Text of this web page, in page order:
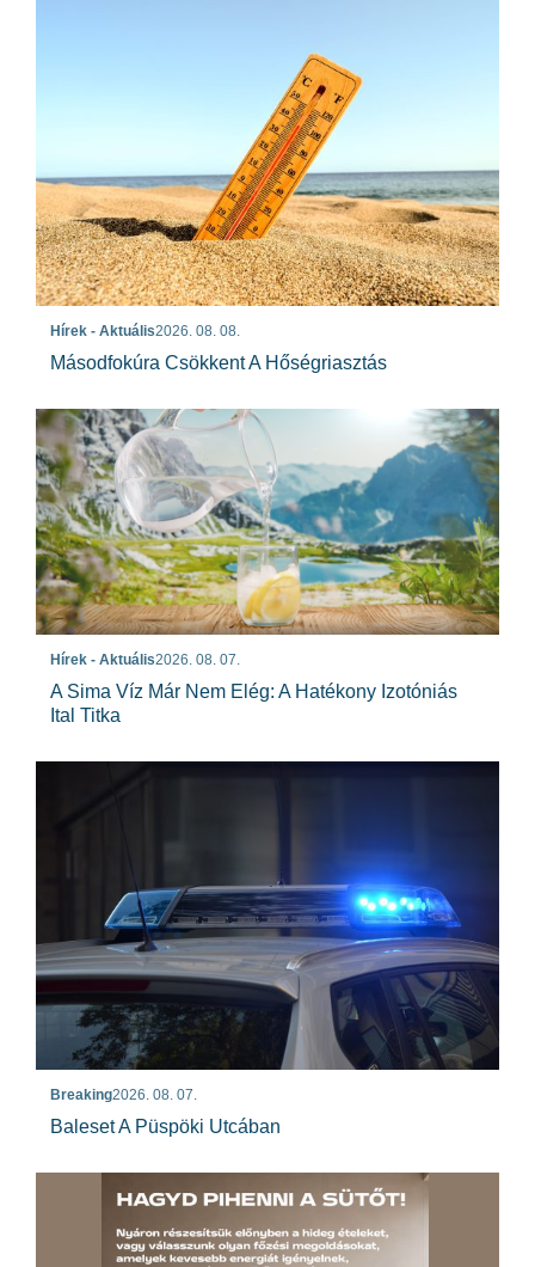
Hírek - Aktuális2026. 08. 08.
Másodfokúra Csökkent A Hőségriasztás
Hírek - Aktuális2026. 08. 07.
A Sima Víz Már Nem Elég: A Hatékony Izotóniás
Ital Titka
Breaking2026. 08. 07.
Baleset A Püspöki Utcában